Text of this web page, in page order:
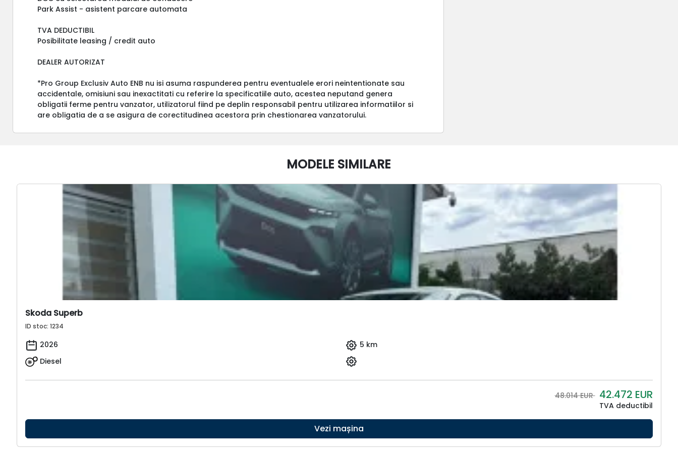
Park Assist - asistent parcare automata
TVA DEDUCTIBIL
Posibilitate leasing / credit auto
DEALER AUTORIZAT
*Pro Group Exclusiv Auto ENB nu isi asuma raspunderea pentru eventualele erori neintentionate sau
accidentale, omisiuni sau inexactitati cu referire la specificatiile auto, acestea neputand genera
obligatii ferme pentru vanzator, utilizatorul fiind pe deplin responsabil pentru utilizarea informatiilor si
are obligatia de a se asigura de corectitudinea acestora prin chestionarea vanzatorului.
MODELE SIMILARE
Skoda Superb
ID stoc: 1234
2026
5 km
Diesel
48.014 EUR 42.472 EUR
TVA deductibil
Vezi mașina